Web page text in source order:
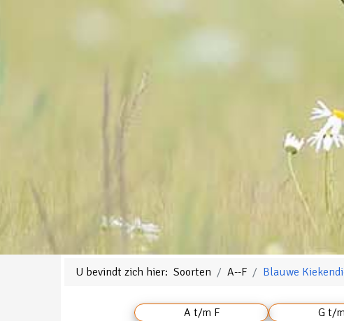
U bevindt zich hier: Soorten A--F Blauwe
A t/m F G t/